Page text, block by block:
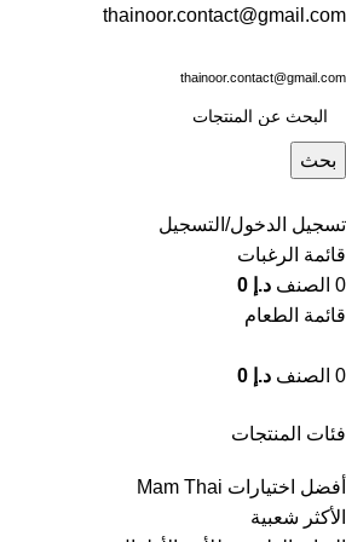
thainoor.contact@gmail.com
thainoor.contact@gmail.com
بحث
تسجيل الدخول/التسجيل
قائمة الرغبات
0 الصنف د.إ
قائمة الطعام
0 الصنف د.إ
فئات المنتجات
أفضل اختيارات Mam Thai
الأكثر شعبية